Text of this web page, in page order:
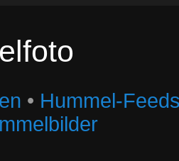
• Hummel-